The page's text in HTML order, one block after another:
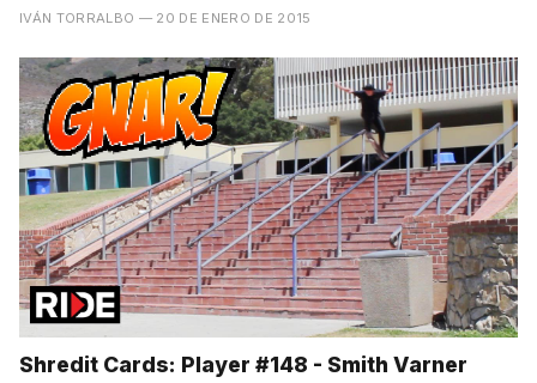
IVÁN TORRALBO — 20 DE ENERO DE 2015
Shredit Cards: Player #148 - Smith Varner